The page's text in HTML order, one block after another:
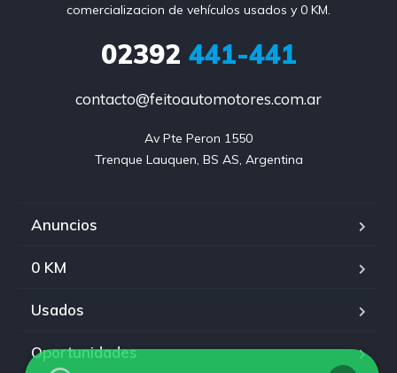
comercializacion de vehículos usados y 0 KM.
02392 441-441
contacto@feitoautomotores.com.ar
Av Pte Peron 1550
Trenque Lauquen, BS AS, Argentina
Anuncios
0 KM
Usados
Oportunidades